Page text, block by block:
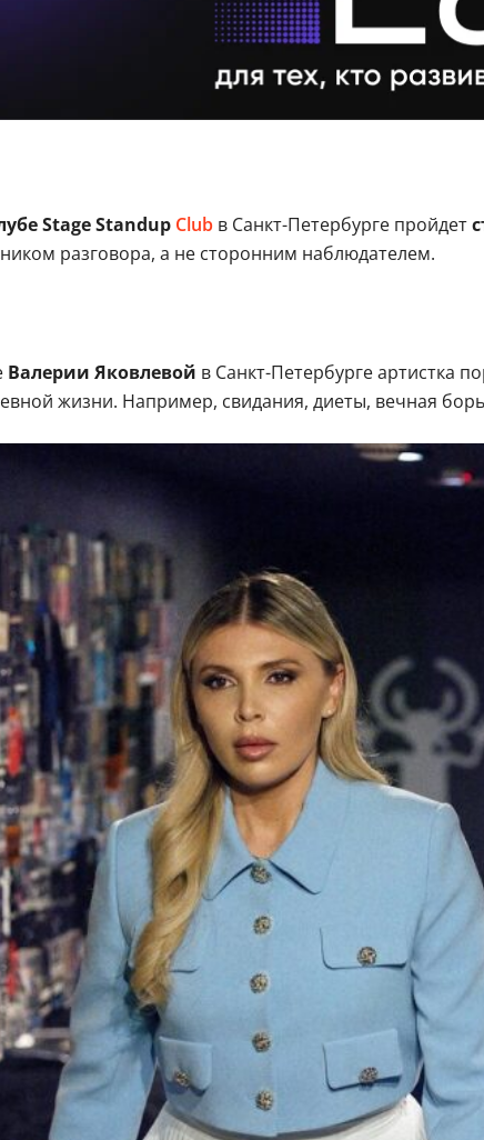
Stage Standup Club в Санкт-Петербурге пройдет
разговора, а не сторонним наблюдателем.
Валерии Яковлевой в Санкт-Петербурге артистка
жизни. Например, свидания, диеты, вечная